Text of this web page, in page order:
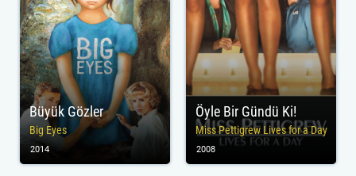
Büyük Gözler
Big Eyes
2014
Öyle Bir Gündü Ki!
Miss Pettigrew Lives for a Day
2008